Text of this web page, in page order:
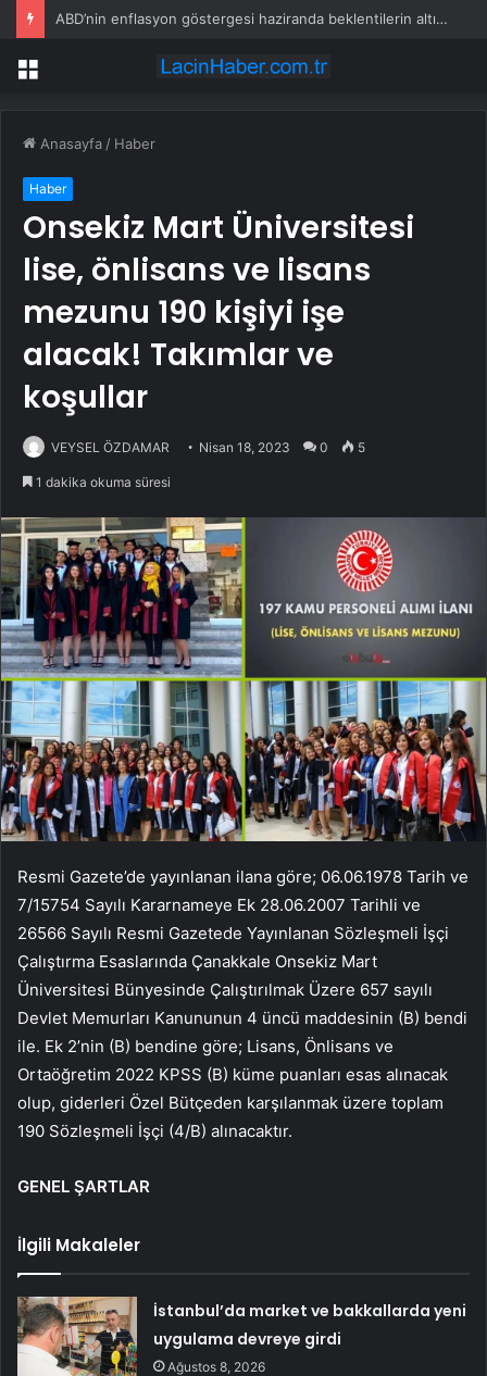
ABD’nin enflasyon göstergesi haziranda beklentilerin altında arttı
Menü
Anasayfa / Haber
Haber
Onsekiz Mart Üniversitesi
lise, önlisans ve lisans
mezunu 190 kişiyi işe
alacak! Takımlar ve
koşullar
VEYSEL ÖZDAMAR Nisan 18, 2023 0 5
1 dakika okuma süresi
Resmi Gazete’de yayınlanan ilana göre; 06.06.1978 Tarih ve
7/15754 Sayılı Kararnameye Ek 28.06.2007 Tarihli ve
26566 Sayılı Resmi Gazetede Yayınlanan Sözleşmeli İşçi
Çalıştırma Esaslarında Çanakkale Onsekiz Mart
Üniversitesi Bünyesinde Çalıştırılmak Üzere 657 sayılı
Devlet Memurları Kanununun 4 üncü maddesinin (B) bendi
ile. Ek 2’nin (B) bendine göre; Lisans, Önlisans ve
Ortaöğretim 2022 KPSS (B) küme puanları esas alınacak
olup, giderleri Özel Bütçeden karşılanmak üzere toplam
190 Sözleşmeli İşçi (4/B) alınacaktır.
GENEL ŞARTLAR
İlgili Makaleler
İstanbul’da market ve bakkallarda yeni
uygulama devreye girdi
Ağustos 8, 2026